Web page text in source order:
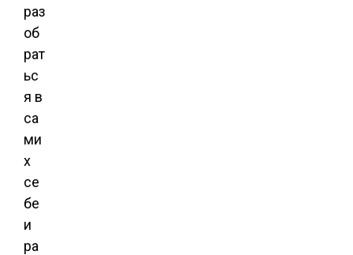
раз
об
рат
ьс
я в
са
ми
х
се
бе
и
ра